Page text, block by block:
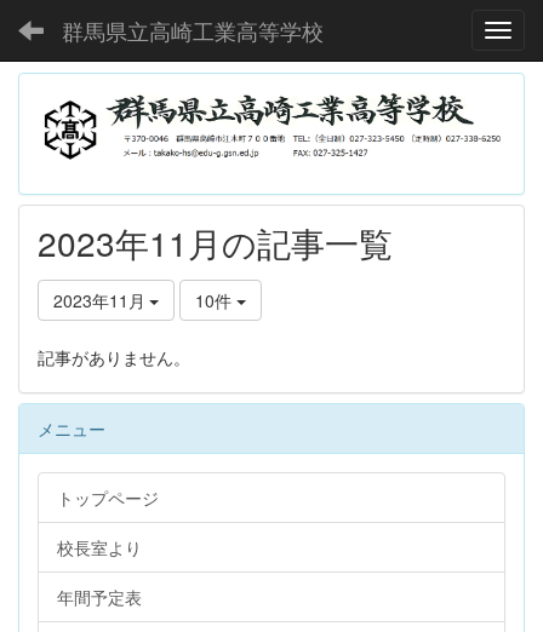
群馬県立高崎工業高等学校
2023年11月の記事一覧
2023年11月 10件
記事がありません。
メニュー
トップページ
校長室より
年間予定表